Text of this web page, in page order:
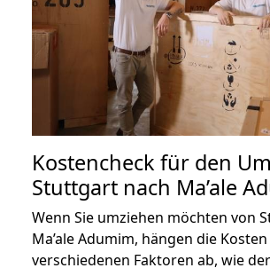
Kostencheck für den
Stuttgart nach Ma’ale
Wenn Sie umziehen möchten von
Ma’ale Adumim, hängen die
verschiedenen Faktoren ab, wie